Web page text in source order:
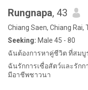
Rungnapa, 43
Chiang Saen, Chiang Rai,
Seeking: Male 45 - 80
ฉันต้องการหาคู่ชีวิต ที่สม
ฉันรักการเซื่อสัตว์และรัก
มีอาชีพชาวนา